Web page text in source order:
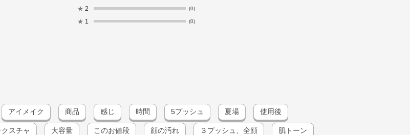
★ 2 (0)
★ 1 (0)
アイメイク 商品 感じ 時間 5プッシュ 夏場 使用後
クスチャ 大容量 このお値段 顔の汚れ ３プッシュ、全顔 肌トーン